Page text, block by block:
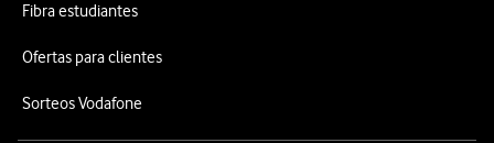
Fibra estudiantes
Ofertas para clientes
Sorteos Vodafone